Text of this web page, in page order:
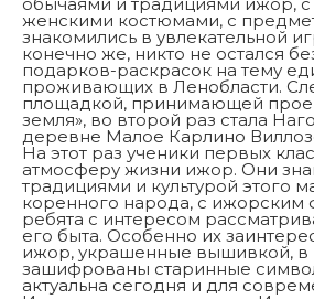
женскими костюмами, с
знакомились в увлекательной
конечно же, никто не остался
подарков-раскрасок на тему
проживающих в Ленобласти.
площадкой, принимающей
земля», во второй раз стала
деревне Малое Карлино
На этот раз ученики первых
атмосферу жизни ижор. Они
традициями и культурой этого
коренного народа, с ижорским
ребята с интересом
его быта. Особенно их
ижор, украшенные вышивкой, в
зашифрованы старинные
актуальна сегодня и для